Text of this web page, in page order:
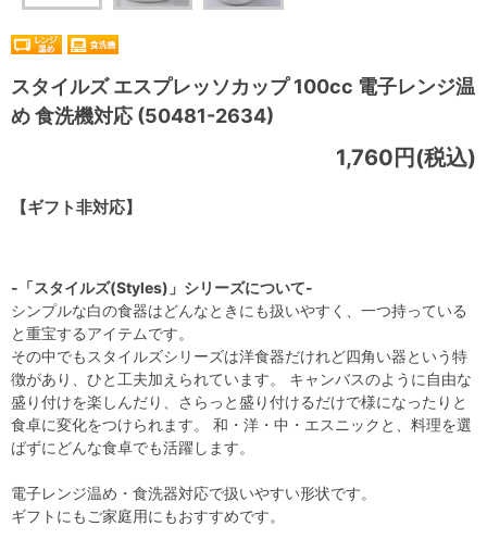
スタイルズ エスプレッソカップ 100cc 電子レンジ温
め 食洗機対応 (50481-2634)
【ギフト非対応】
1,760円(税込)
-「スタイルズ(Styles)」シリーズについて-
シンプルな白の食器はどんなときにも扱いやすく、一つ持っている
と重宝するアイテムです。
その中でもスタイルズシリーズは洋食器だけれど四角い器という特
徴があり、ひと工夫加えられています。 キャンバスのように自由な
盛り付けを楽しんだり、さらっと盛り付けるだけで様になったりと
食卓に変化をつけられます。 和・洋・中・エスニックと、料理を選
ばずにどんな食卓でも活躍します。
電子レンジ温め・食洗器対応で扱いやすい形状です。
ギフトにもご家庭用にもおすすめです。